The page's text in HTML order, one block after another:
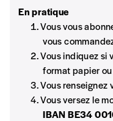
Format
Je
Édition papier
uniquement)
missions de l’école du 21
inclusive est-il au menu
Stefano Guida
Une approche
pour la lisibilité de
En pratique
Vous vous
vous
Vous indiquez si
format papier
Vous renseignez
Vous versez le
IBAN BE34